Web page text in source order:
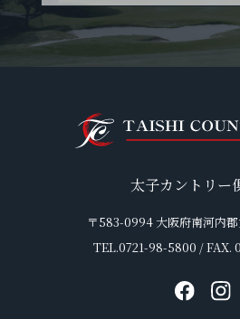
太子カントリー
〒583-0994 大阪府南河内
TEL.0721-98-5800 / FAX.